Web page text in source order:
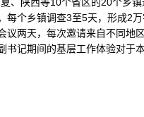
每个乡镇调查3至5天，形成2
议两天，每次邀请来自不同地
书记期间的基层工作体验对于